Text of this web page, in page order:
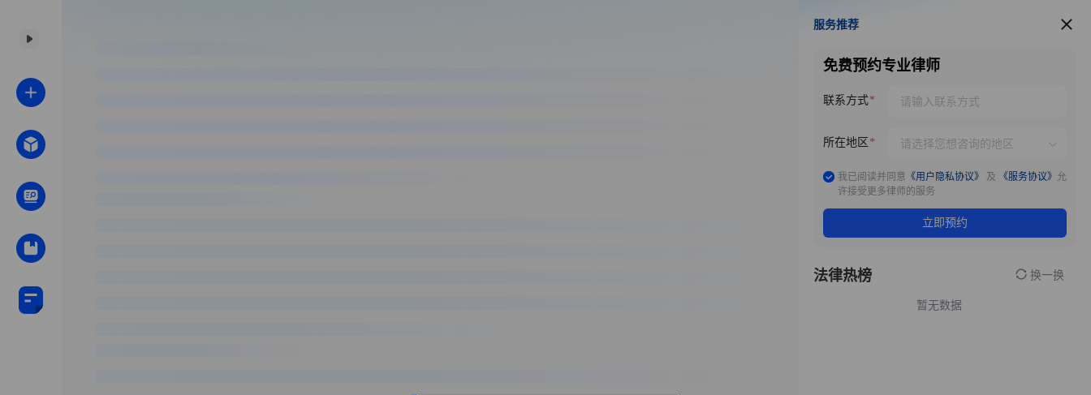
服务推荐
服务推荐
免费预约专业律师
联系方式
所在地区
我已阅读并同意 《用户隐私协议》 及 《服务协议》 允
许接受更多律师的服务
立即预约
法律热榜 换一换
暂无数据